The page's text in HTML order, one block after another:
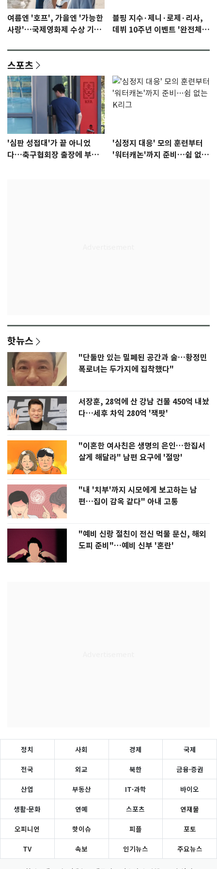
여름엔 '호프', 가을엔 '가능한
사랑'…국제영화제 수상 기대
블핑 지수·제니·로제·리사,
데뷔 10주년 이벤트 '완전체'
스포츠
'심판 성접대'가 끝 아니었
다…축구협회장 출장에 부인
'심정지 대응' 모의 훈련부터
'워터캐논'까지 준비…쉼 없는
핫뉴스
"단둘만 있는 밀폐된 공간과 술…황정민
폭로녀는 두가지에 집착했다"
서장훈, 28억에 산 강남 건물 450억 내놨
다…세후 차익 280억 '잭팟'
"이혼한 여사친은 생명의 은인…한집서
살게 해달라" 남편 요구에 '절망'
"내 '치부'까지 시모에게 보고하는 남
편…집이 감옥 같다" 아내 고통
"예비 신랑 절친이 전신 먹물 문신, 해외
도피 준비"…예비 신부 '혼란'
정치 사회 경제 국제
전국 외교 북한 금융·증권
산업 부동산 IT·과학 바이오
생활·문화 연예 스포츠 연재물
오피니언 핫이슈 피플 포토
TV 속보 인기뉴스 주요뉴스